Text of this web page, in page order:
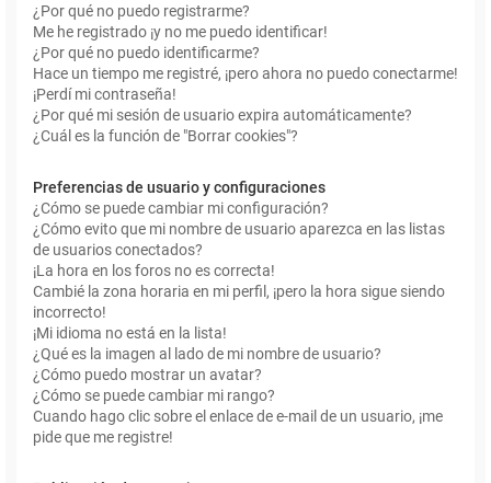
¿Por qué no puedo registrarme?
Me he registrado ¡y no me puedo identificar!
¿Por qué no puedo identificarme?
Hace un tiempo me registré, ¡pero ahora no puedo conectarme!
¡Perdí mi contraseña!
¿Por qué mi sesión de usuario expira automáticamente?
¿Cuál es la función de "Borrar cookies"?
Preferencias de usuario y configuraciones
¿Cómo se puede cambiar mi configuración?
¿Cómo evito que mi nombre de usuario aparezca en las listas
de usuarios conectados?
¡La hora en los foros no es correcta!
Cambié la zona horaria en mi perfil, ¡pero la hora sigue siendo
incorrecto!
¡Mi idioma no está en la lista!
¿Qué es la imagen al lado de mi nombre de usuario?
¿Cómo puedo mostrar un avatar?
¿Cómo se puede cambiar mi rango?
Cuando hago clic sobre el enlace de e-mail de un usuario, ¡me
pide que me registre!